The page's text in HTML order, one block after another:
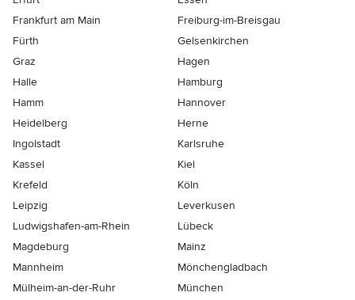
Frankfurt am Main
Freiburg-im-Breisgau
Fürth
Gelsenkirchen
Graz
Hagen
Halle
Hamburg
Hamm
Hannover
Heidelberg
Herne
Ingolstadt
Karlsruhe
Kassel
Kiel
Krefeld
Köln
Leipzig
Leverkusen
Ludwigshafen-am-Rhein
Lübeck
Magdeburg
Mainz
Mannheim
Mönchen­gladbach
Mülheim-an-der-Ruhr
München